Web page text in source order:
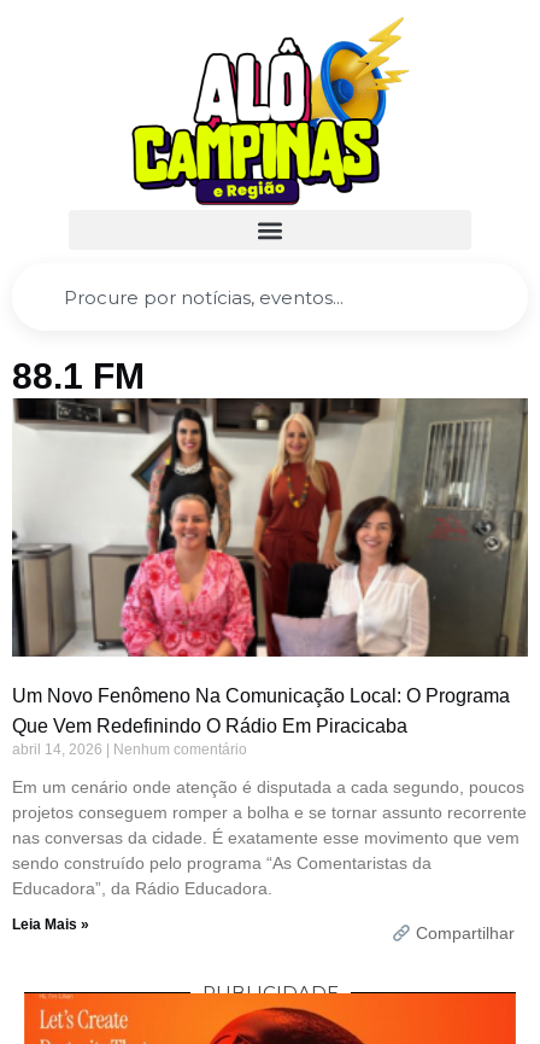
88.1 FM
Um Novo Fenômeno Na Comunicação Local: O Programa
Que Vem Redefinindo O Rádio Em Piracicaba
abril 14, 2026 Nenhum comentário
Em um cenário onde atenção é disputada a cada segundo, poucos
projetos conseguem romper a bolha e se tornar assunto recorrente
nas conversas da cidade. É exatamente esse movimento que vem
sendo construído pelo programa “As Comentaristas da
Educadora”, da Rádio Educadora.
Leia Mais » Compartilhar
PUBLICIDADE